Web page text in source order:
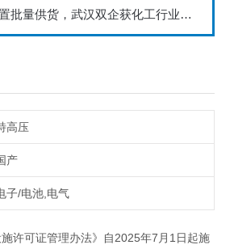
无局放试验装置批量供货，武汉双企获化工行业青睐
高压
产
子/电池,电气
施许可证管理办法》自2025年7月1日起施